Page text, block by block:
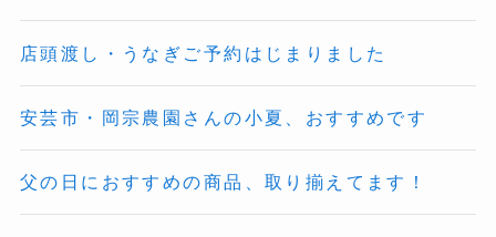
店頭渡し・うなぎご予約はじまりました
安芸市・岡宗農園さんの小夏、おすすめです
父の日におすすめの商品、取り揃えてます！